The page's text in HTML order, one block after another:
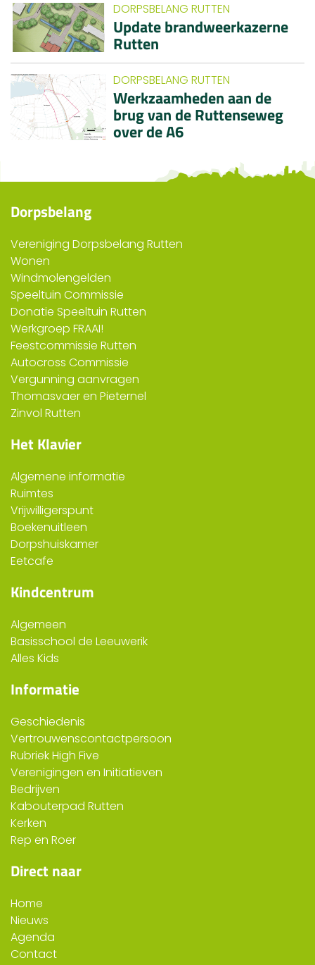
DORPSBELANG RUTTEN
Update brandweerkazerne
Rutten
DORPSBELANG RUTTEN
Werkzaamheden aan de
brug van de Ruttenseweg
over de A6
Dorpsbelang
Vereniging Dorpsbelang Rutten
Wonen
Windmolengelden
Speeltuin Commissie
Donatie Speeltuin Rutten
Werkgroep FRAAI!
Feestcommissie Rutten
Autocross Commissie
Vergunning aanvragen
Thomasvaer en Pieternel
Zinvol Rutten
Het Klavier
Algemene informatie
Ruimtes
Vrijwilligerspunt
Boekenuitleen
Dorpshuiskamer
Eetcafe
Kindcentrum
Algemeen
Basisschool de Leeuwerik
Alles Kids
Informatie
Geschiedenis
Vertrouwenscontactpersoon
Rubriek High Five
Verenigingen en Initiatieven
Bedrijven
Kabouterpad Rutten
Kerken
Rep en Roer
Direct naar
Home
Nieuws
Agenda
Contact